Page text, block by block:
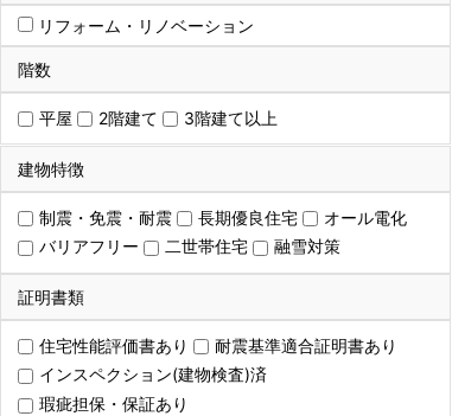
リフォーム・リノベーション
階数
平屋 2階建て 3階建て以上
建物特徴
制震・免震・耐震 長期優良住宅
オール電化
バリアフリー
二世帯住宅 融雪対策
証明書類
住宅性能評価書あり
耐震基準適合証明書あり
インスペクション(建物検査)済
瑕疵担保・保証あり